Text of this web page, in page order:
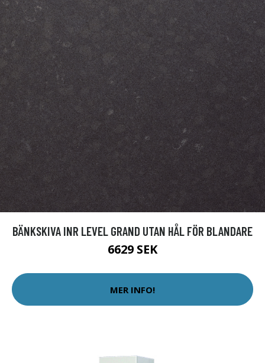
BÄNKSKIVA INR LEVEL GRAND UTAN HÅL FÖR BLANDARE
6629 SEK
MER INFO!